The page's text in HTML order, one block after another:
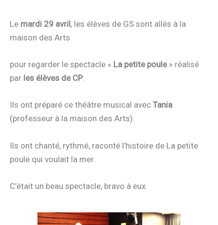
Le mardi 29 avril, les élèves de GS sont allés à la
maison des Arts
pour regarder le spectacle « La petite poule» réalisé
par les élèves de CP.
Ils ont préparé ce théâtre musical avec Tania
(professeur à la maison des Arts).
Ils ont chanté, rythmé, raconté l’histoire de La petite
poule qui voulait la mer.
C’était un beau spectacle, bravo à eux.